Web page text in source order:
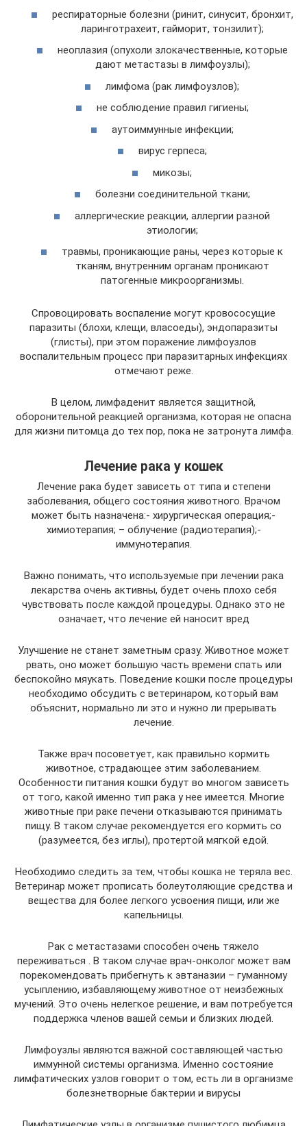
респираторные болезни (ринит, синусит, бронхит,
ларинготрахеит, гайморит, тонзилит);
неоплазия (опухоли злокачественные, которые
дают метастазы в лимфоузлы);
лимфома (рак лимфоузлов);
не соблюдение правил гигиены;
аутоиммунные инфекции;
вирус герпеса;
микозы;
болезни соединительной ткани;
аллергические реакции, аллергии разной
этиологии;
травмы, проникающие раны, через которые к
тканям, внутренним органам проникают
патогенные микроорганизмы.
Спровоцировать воспаление могут кровососущие
паразиты (блохи, клещи, власоеды), эндопаразиты
(глисты), при этом поражение лимфоузлов
воспалительным процесс при паразитарных инфекциях
отмечают реже.
В целом, лимфаденит является защитной,
оборонительной реакцией организма, которая не опасна
для жизни питомца до тех пор, пока не затронута лимфа.
Лечение рака у кошек
Лечение рака будет зависеть от типа и степени
заболевания, общего состояния животного. Врачом
может быть назначена:- хирургическая операция;-
химиотерапия; – облучение (радиотерапия);-
иммунотерапия.
Важно понимать, что используемые при лечении рака
лекарства очень активны, будет очень плохо себя
чувствовать после каждой процедуры. Однако это не
означает, что лечение ей наносит вред
Улучшение не станет заметным сразу. Животное может
рвать, оно может большую часть времени спать или
беспокойно мяукать. Поведение кошки после процедуры
необходимо обсудить с ветеринаром, который вам
объяснит, нормально ли это и нужно ли прерывать
лечение.
Также врач посоветует, как правильно кормить
животное, страдающее этим заболеванием.
Особенности питания кошки будут во многом зависеть
от того, какой именно тип рака у нее имеется. Многие
животные при раке печени отказываются принимать
пищу. В таком случае рекомендуется его кормить со
(разумеется, без иглы), протертой мягкой едой.
Необходимо следить за тем, чтобы кошка не теряла вес.
Ветеринар может прописать болеутоляющие средства и
вещества для более легкого усвоения пищи, или же
капельницы.
Рак с метастазами способен очень тяжело
переживаться . В таком случае врач-онколог может вам
порекомендовать прибегнуть к эвтаназии – гуманному
усыплению, избавляющему животное от неизбежных
мучений. Это очень нелегкое решение, и вам потребуется
поддержка членов вашей семьи и близких людей.
Лимфоузлы являются важной составляющей частью
иммунной системы организма. Именно состояние
лимфатических узлов говорит о том, есть ли в организме
болезнетворные бактерии и вирусы